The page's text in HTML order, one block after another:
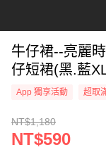
牛仔裙--亮麗
仔短裙(黑.藍
App 獨享活動 超取
NT$1,180
NT$590